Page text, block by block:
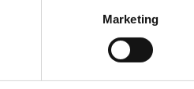
Marketing